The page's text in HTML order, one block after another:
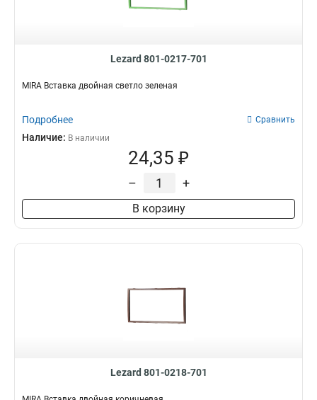
Lezard 801-0217-701
MIRA Вставка двойная светло зеленая
Подробнее Сравнить
Наличие: В наличии
24,35 ₽
– +
В корзину
Lezard 801-0218-701